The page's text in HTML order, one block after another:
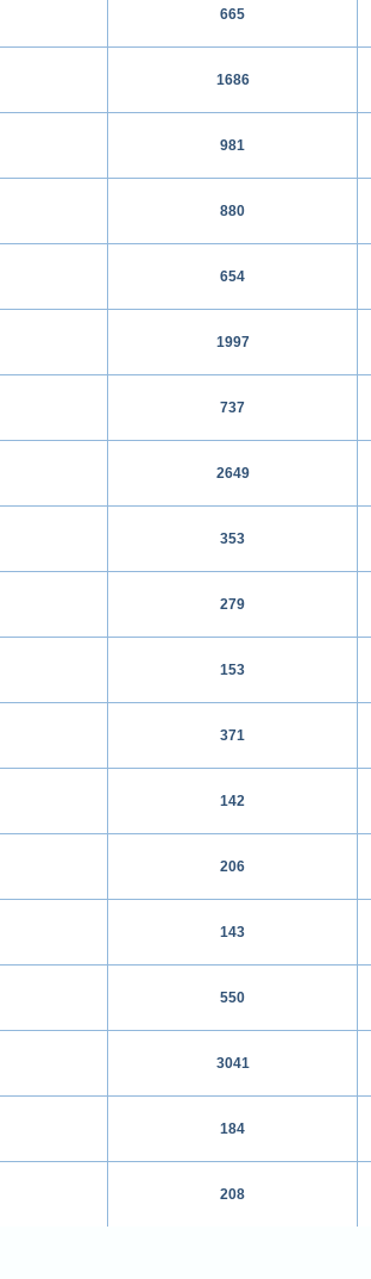
665
1686
981
880
654
1997
737
2649
353
279
153
371
142
206
143
550
3041
184
208